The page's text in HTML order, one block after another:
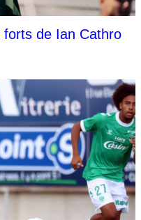
de Ian Cathro